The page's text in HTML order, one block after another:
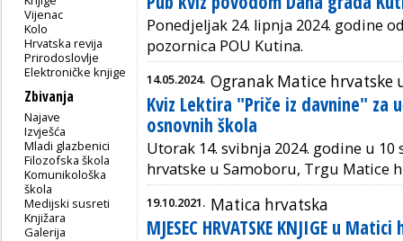
Vijenac
Kolo
Hrvatska revija
Prirodoslovlje
Elektroničke knjige
Zbivanja
Najave
Izvješća
Mladi glazbenici
Filozofska škola
Komunikološka
škola
Medijski susreti
Knjižara
Galerija
Ponedjeljak 24. lipnja 2024. godine
pozornica POU Kutina.
14.05.2024. Ogranak Matice hrvatske
Kviz Lektira "Priče iz davnine" za
osnovnih škola
Utorak 14. svibnja 2024. godine u
hrvatske u Samoboru, Trgu Matice
19.10.2021. Matica hrvatska
MJESEC HRVATSKE KNJIGE u